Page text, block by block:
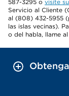
587-3295 o visite
Servicio al Cliente
al (808) 432-5955
las islas vecinas).
o del habla, llame